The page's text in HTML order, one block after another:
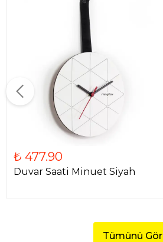
₺ 477.90
Duvar Saati Minuet Siyah
Tümünü Gör